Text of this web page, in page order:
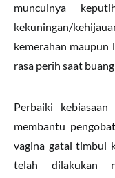
munculnya
kekuningan/
kemerahan maupun
rasa perih saat
Perbaiki
membantu
vagina gatal timbul
telah dilakukan